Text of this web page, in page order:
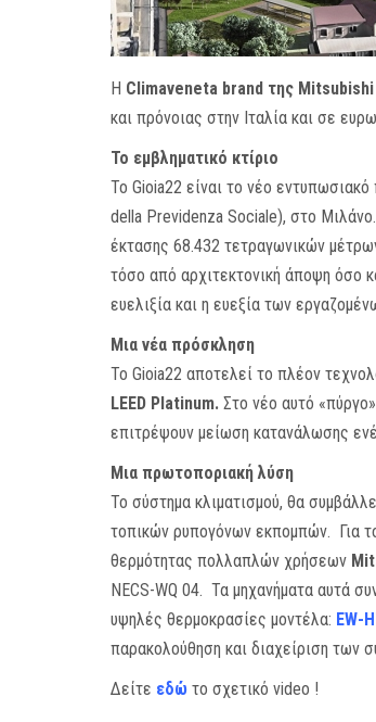
H Climaveneta brand της
και πρόνοιας στην Ιταλία και σε
Το εμβληματικό κτίριο
Το Gioia22 είναι το νέο
della Previdenza Sociale), στο
έκτασης 68.432 τετραγωνικών
τόσο από αρχιτεκτονική άποψη όσο
ευελιξία και η ευεξία των
Μια νέα πρόσκληση
Το Gioia22 αποτελεί το πλέον
LEED Platinum. Στο νέο αυτό
επιτρέψουν μείωση κατανάλωσης
Μια πρωτοποριακή λύση
Το σύστημα κλιματισμού, θα
τοπικών ρυπογόνων εκπομπών. Για
θερμότητας πολλαπλών χρήσεων
NECS-WQ 04. Τα μηχανήματα αυτά
υψηλές θερμοκρασίες μοντέλα: EW-
παρακολούθηση και διαχείριση των
Δείτε εδώ το σχετικό video !